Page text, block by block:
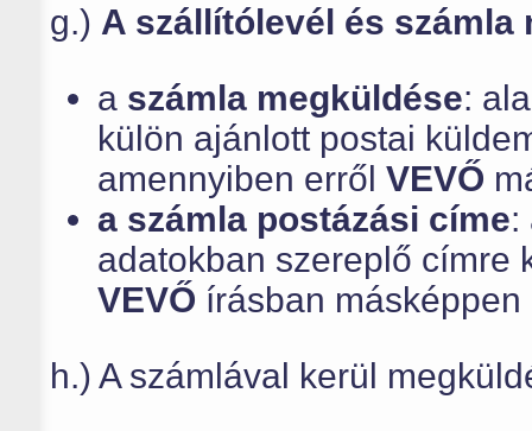
g.) A szállítólevél és számla
a számla megküldése:
külön ajánlott postai
amennyiben erről VEVŐ
a számla postázási címe:
adatokban szereplő címre
VEVŐ írásban
h.) A számlával kerül